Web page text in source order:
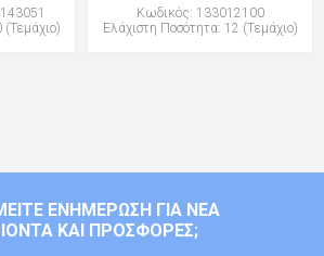
(Τεμάχιο)
Κωδικός: 133012100
Ελάχιστη Ποσότητα: 12 (Τεμάχιο)
ΕΝΗΜΈΡΩΣΗ ΓΙΑ ΝΈΑ
ΚΑΙ ΠΡΟΣΦΟΡΈΣ;